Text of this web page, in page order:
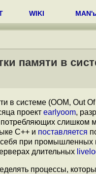
WIKI
памяти в
в системе (OOM, Out
проект earlyoom,
слишком
C++ и поставляется
при промышленных
длительных
процессы,